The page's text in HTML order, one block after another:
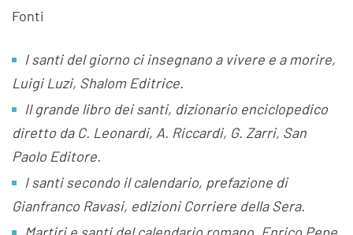
Fonti
I santi del giorno ci insegnano a vivere e a morire,
Luigi Luzi, Shalom Editrice.
Il grande libro dei santi, dizionario enciclopedico
diretto da C. Leonardi, A. Riccardi, G. Zarri, San
Paolo Editore.
I santi secondo il calendario, prefazione di
Gianfranco Ravasi, edizioni Corriere della Sera.